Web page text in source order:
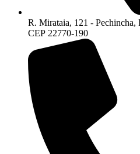
R. Mirataia, 121 - Pechincha,
CEP 22770-190